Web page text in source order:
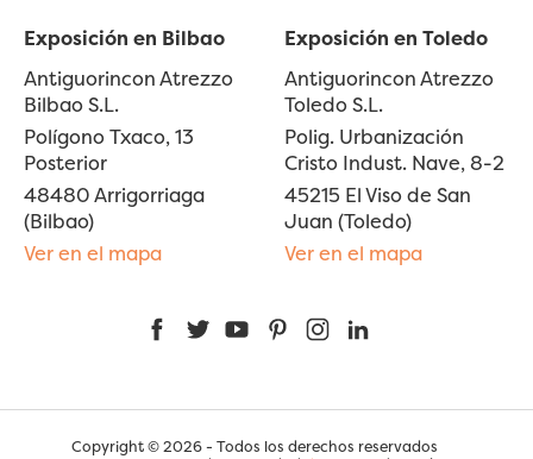
Exposición en Bilbao
Antiguorincon Atrezzo
Bilbao S.L.
Polígono Txaco, 13
Posterior
48480 Arrigorriaga
(Bilbao)
Ver en el mapa
Exposición en Toledo
Antiguorincon Atrezzo
Toledo S.L.
Polig. Urbanización
Cristo Indust. Nave, 8-2
45215 El Viso de San
Juan (Toledo)
Ver en el mapa
FacebookTwitterYouTubePinterestInstagram
Copyright © 2026 - Todos los derechos reservados